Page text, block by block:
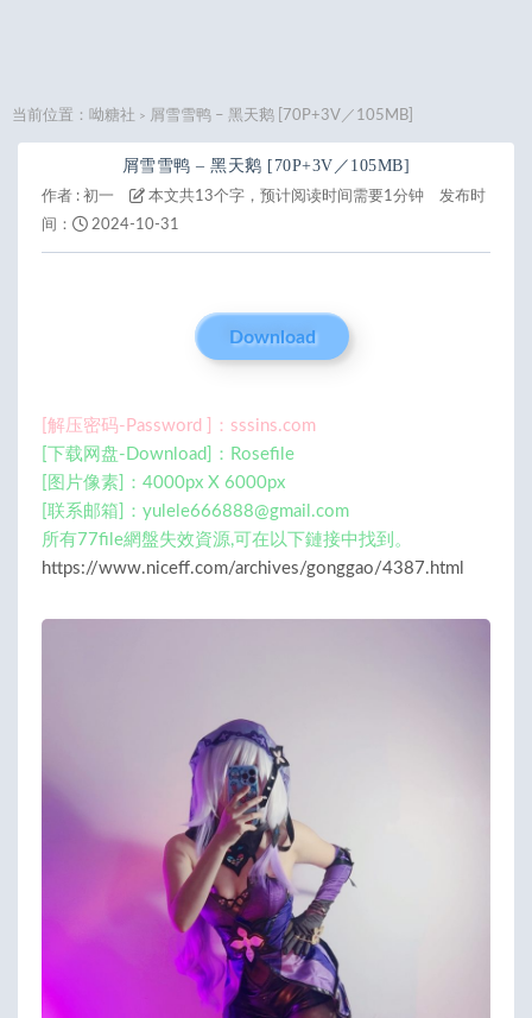
当前位置： 呦糖社 > 屑雪雪鸭 – 黑天鹅 [70P+3V／105MB]
屑雪雪鸭 – 黑天鹅 [70P+3V／105MB]
作者 : 初一 本文共13个字，预计阅读时间需要1分钟
发布时
间：
2024-10-31
Download
[解压密码-Password ]：sssins.com
[下载网盘-Download]：Rosefile
[图片像素]：4000px X 6000px
[联系邮箱]： yulele666888@gmail.com
所有77file網盤失效資源,可在以下鏈接中找到。
https://www.niceff.com/archives/gonggao/4387.html